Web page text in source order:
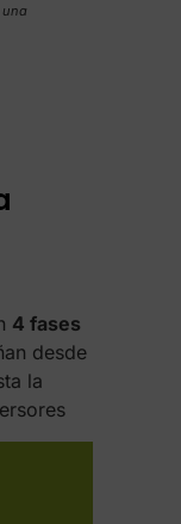
4 fases
desde
la